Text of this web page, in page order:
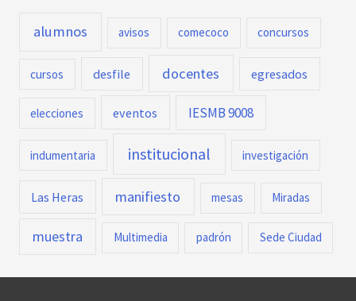
alumnos avisos comecoco concursos
cursos desfile docentes egresados
elecciones eventos IESMB 9008
indumentaria institucional investigación
Las Heras manifiesto mesas Miradas
muestra Multimedia padrón Sede Ciudad